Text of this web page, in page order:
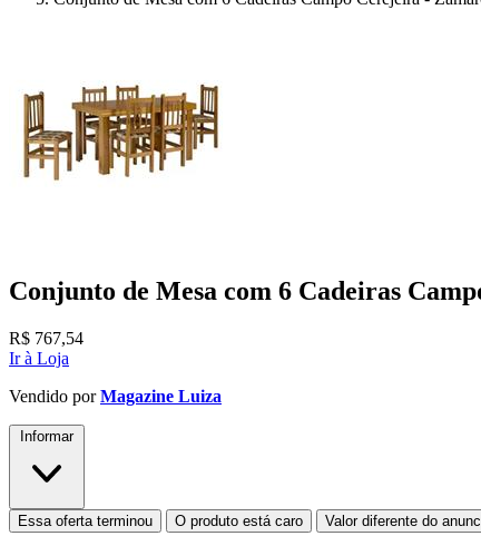
Conjunto de Mesa com 6 Cadeiras
R$ 767,54
Ir à Loja
Vendido porMagazine Luiza
Informar
Essa oferta terminou O produto está caro Valor diferente do